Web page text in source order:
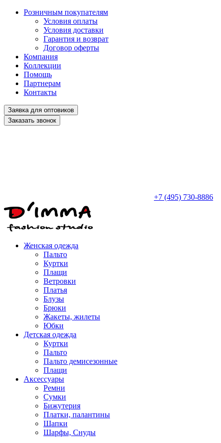
Розничным покупателям
Условия оплаты
Условия доставки
Гарантия и возврат
Договор оферты
Компания
Коллекции
Помощь
Партнерам
Контакты
Заявка для оптовиков
Заказать звонок
+7 (495) 730-8886
Женская одежда
Пальто
Куртки
Плащи
Ветровки
Платья
Блузы
Брюки
Жакеты, жилеты
Юбки
Детская одежда
Куртки
Пальто
Пальто демисезонные
Плащи
Аксессуары
Ремни
Сумки
Бижутерия
Платки, палантины
Шапки
Шарфы, Снуды